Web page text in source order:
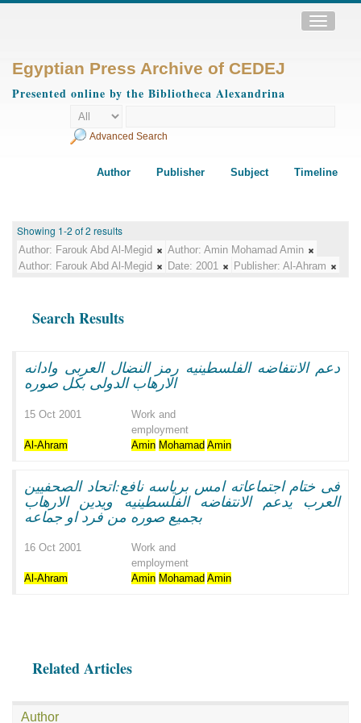
Toggle
Egyptian Press Archive of CEDEJ
Presented online by the Bibliotheca Alexandrina
Advanced Search
Author Publisher Subject Timeline
Showing 1-2 of 2 results
Author: Farouk Abd Al-Megid Author: Amin Mohamad Amin
Author: Farouk Abd Al-Megid Date: 2001 Publisher: Al-Ahram
Search Results
دعم الانتفاضه الفلسطينيه رمز النضال العربى وادانه
الارهاب الدولى بكل صوره
15 Oct 2001
Work and
employment
Al-Ahram
Amin Mohamad Amin
فى ختام اجتماعاته امس برياسه نافع:اتحاد الصحفيين
العرب يدعم الانتفاضه الفلسطينيه ويدين الارهاب
بجميع صوره من فرد او جماعه
16 Oct 2001
Work and
employment
Al-Ahram
Amin Mohamad Amin
Related Articles
Author